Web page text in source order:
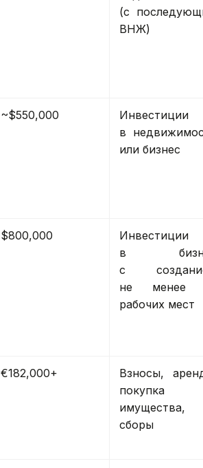
(с
ВНЖ)
~$550,000
Инвестиции
в
или бизнес
$800,000
Инвестиции
в
с
не менее
рабочих мест
€182,000+
Взносы,
покупка
имущества,
сборы